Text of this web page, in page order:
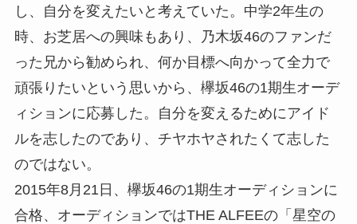
し、自分を変えたいと考えていた。中学2年生の
時、お芝居への興味もあり、乃木坂46のファンだ
った兄から勧められ、何か目標へ向かって全力で
頑張りたいという思いから、欅坂46の1期生オーデ
ィションに応募した。自分を変えるためにアイド
ルを志したのであり、チヤホヤされたくて志した
のではない。
2015年8月21日、欅坂46の1期生オーディションに
合格、オーディションではTHE ALFEEの「星空の